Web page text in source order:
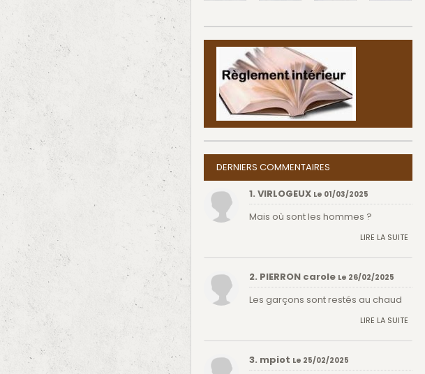
DERNIERS COMMENTAIRES
1. VIRLOGEUX Le 01/03/2025
Mais où sont les hommes ?
LIRE LA SUITE
2. PIERRON carole Le 26/02/2025
Les garçons sont restés au chaud
LIRE LA SUITE
3. mpiot Le 25/02/2025